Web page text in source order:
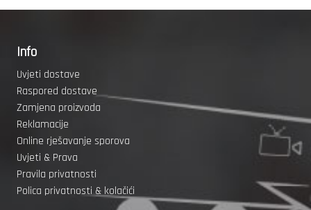
Info
Uvjeti dostave
Raspored dostave
Zamjena proizvoda
Reklamacije
Online rješavanje sporova
Uvjeti & Prava
Pravila privatnosti
Polica privatnosti & kolačići